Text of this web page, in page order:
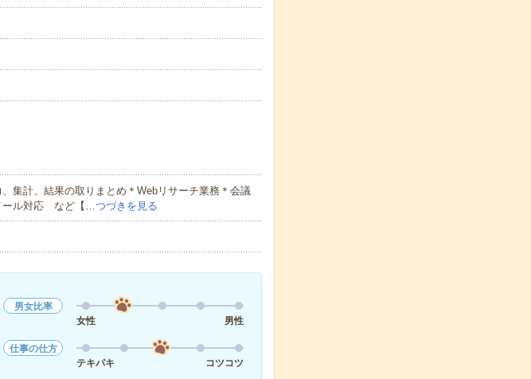
集計、結果の取りまとめ＊Webリサーチ業務＊会議
ール対応 など【…つづきを見る
男女比率
女性
男性
仕事の仕方
テキパキ
コツコツ